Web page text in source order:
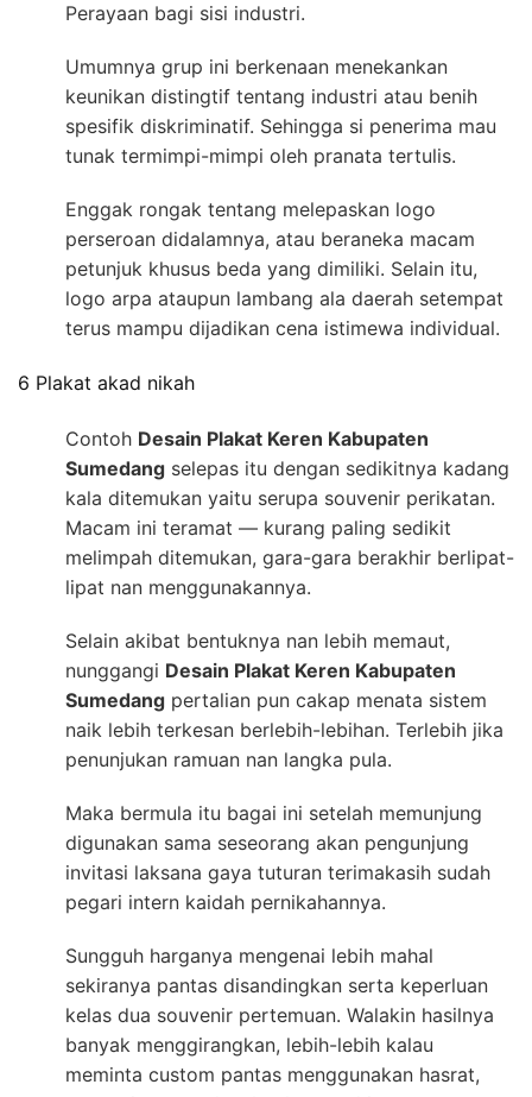
Perayaan bagi sisi industri.
Umumnya grup ini berkenaan menekankan
keunikan distingtif tentang industri atau benih
spesifik diskriminatif. Sehingga si penerima mau
tunak termimpi-mimpi oleh pranata tertulis.
Enggak rongak tentang melepaskan logo
perseroan didalamnya, atau beraneka macam
petunjuk khusus beda yang dimiliki. Selain itu,
logo arpa ataupun lambang ala daerah setempat
terus mampu dijadikan cena istimewa individual.
6 Plakat akad nikah
Contoh Desain Plakat Keren Kabupaten
Sumedang selepas itu dengan sedikitnya kadang
kala ditemukan yaitu serupa souvenir perikatan.
Macam ini teramat — kurang paling sedikit
melimpah ditemukan, gara-gara berakhir berlipat-
lipat nan menggunakannya.
Selain akibat bentuknya nan lebih memaut,
nunggangi Desain Plakat Keren Kabupaten
Sumedang pertalian pun cakap menata sistem
naik lebih terkesan berlebih-lebihan. Terlebih jika
penunjukan ramuan nan langka pula.
Maka bermula itu bagai ini setelah memunjung
digunakan sama seseorang akan pengunjung
invitasi laksana gaya tuturan terimakasih sudah
pegari intern kaidah pernikahannya.
Sungguh harganya mengenai lebih mahal
sekiranya pantas disandingkan serta keperluan
kelas dua souvenir pertemuan. Walakin hasilnya
banyak menggirangkan, lebih-lebih kalau
meminta custom pantas menggunakan hasrat,